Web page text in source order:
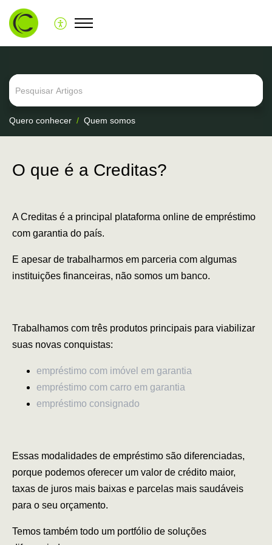
Quero conhecer Quem somos
O que é a Creditas?
A Creditas é a principal plataforma online de empréstimo
com garantia do país.
E apesar de trabalharmos em parceria com algumas
instituições financeiras, não somos um banco.
Trabalhamos com três produtos principais para viabilizar
suas novas conquistas:
empréstimo com imóvel em garantia
empréstimo com carro em garantia
empréstimo consignado
Essas modalidades de empréstimo são diferenciadas,
porque podemos oferecer um valor de crédito maior,
taxas de juros mais baixas e parcelas mais saudáveis
para o seu orçamento.
Temos também todo um portfólio de soluções